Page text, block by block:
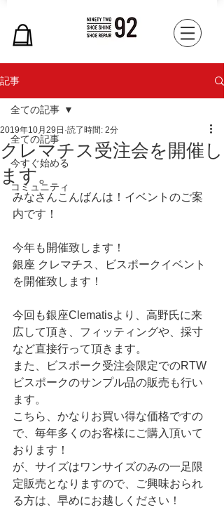
記事
全ての記事
今すぐ始める
コミュニティ
全ての記事
クレマチス受注会を開催し
ます。
2019年10月29日 読了時間: 2分
みなさんこんばんは！イベントのご案
内です！
今年も開催致します！
銀座 クレマチス、ビスポークイベント
を開催致します！
今回も銀座Clematisより、高野氏に来
広して頂き、フィッティングや、採寸
など直接行って頂きます。
また、ビスポーク受注会限定でのRTW
ビスポークのサンプル品の販売も行い
ます。
こちら、かなりお買い得な価格ですの
で、毎年多くのお客様にご購入頂いて
おります！
が、サイズはワンサイズのみの一足限
定販売となりますので、ご興味おられ
る方は、早めにお越しください！